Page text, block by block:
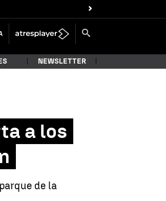
NEWSLETTER
a los
de la